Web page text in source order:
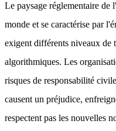
Le paysage réglementaire de
monde et se caractérise par
exigent différents niveaux de
algorithmiques. Les
risques de responsabilité
causent un préjudice,
respectent pas les nouvelles